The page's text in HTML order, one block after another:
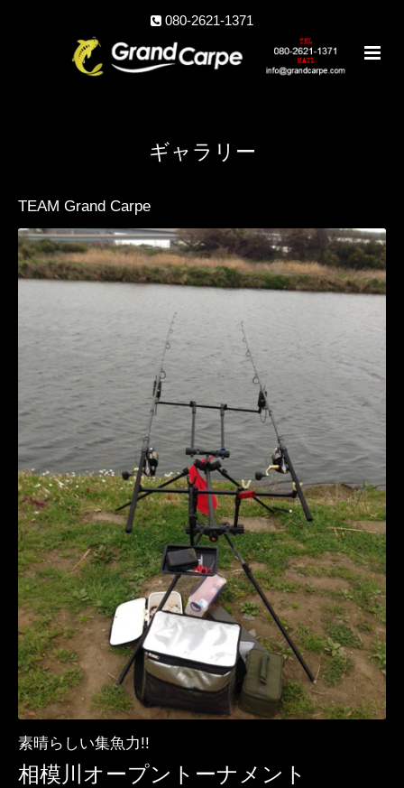
080-2621-1371
ギャラリー
TEAM Grand Carpe
素晴らしい集魚力!!
相模川オープントーナメント